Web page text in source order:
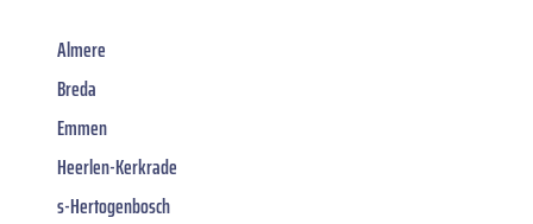
Almere
Breda
Emmen
Heerlen-Kerkrade
s-Hertogenbosch